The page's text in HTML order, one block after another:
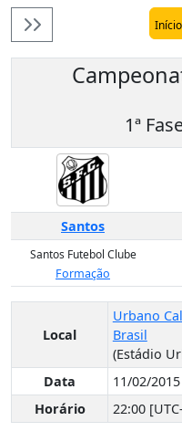
Início
1ª
Santos
Santos Futebol Clube
Formação
Local
Urbano
Brasil
(Estádio
Data
11/02/
Horário
22:00